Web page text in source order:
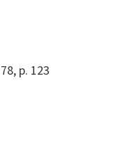
p. 123